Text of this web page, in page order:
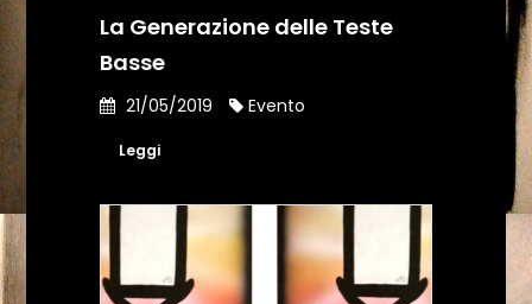
La Generazione delle Teste
Basse
21/05/2019 Evento
Leggi